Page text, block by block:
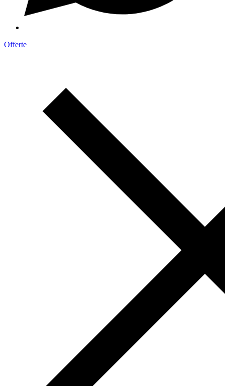
Offerte